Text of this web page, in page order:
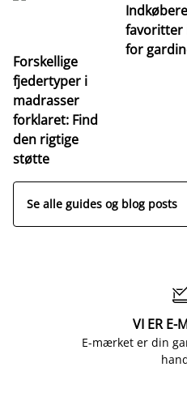
Forskellige
fjedertyper i
madrasser
forklaret: Find
den rigtige
støtte
favoritter
for
Se alle guides og blog posts
VI ER E-
E-mærket er din